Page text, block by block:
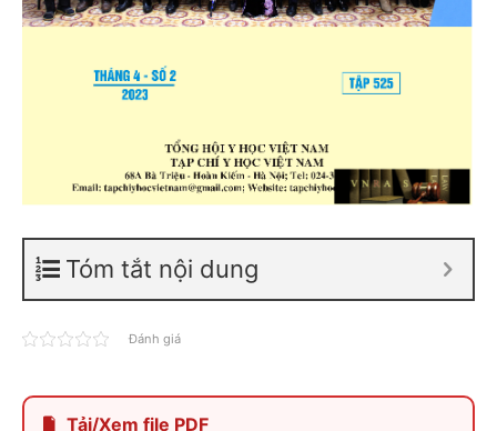
Tóm tắt nội dung
Đánh giá
Tải/Xem file PDF